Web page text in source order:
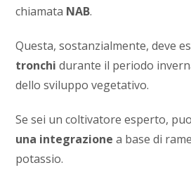
chiamata NAB.
Questa, sostanzialmente, deve
tronchi durante il periodo
dello sviluppo vegetativo.
Se sei un coltivatore esperto,
una integrazione a base di
potassio.